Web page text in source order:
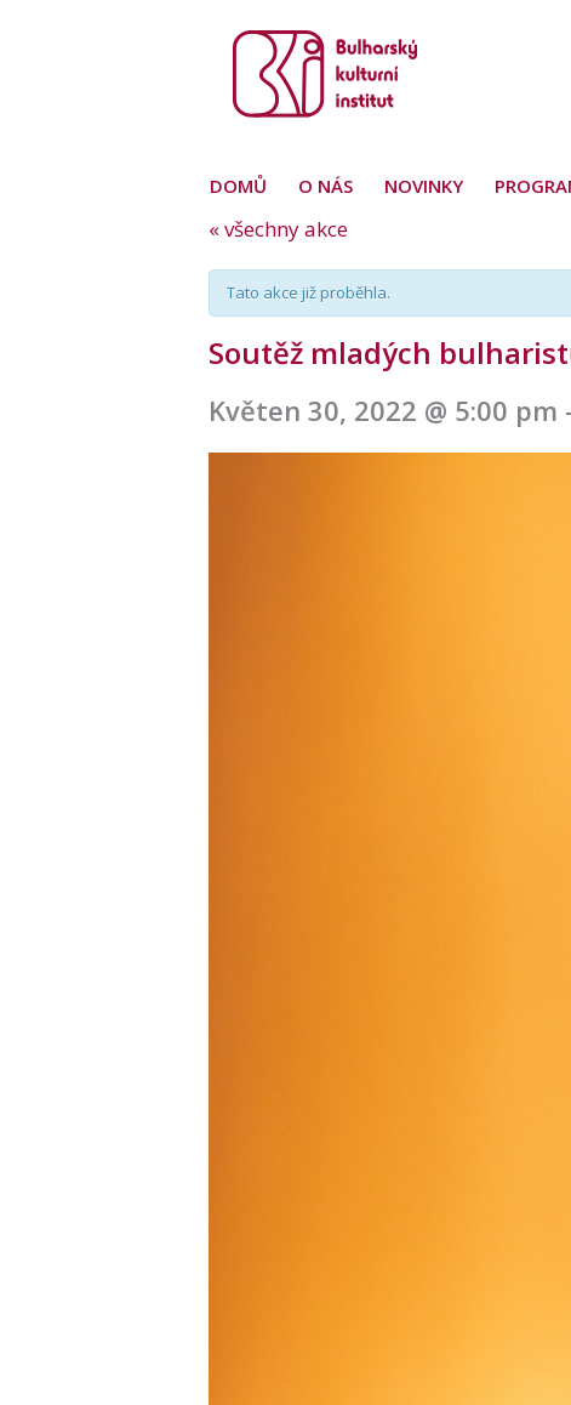
DOMŮ O NÁS NOVINKY
« všechny akce
Tato akce již proběhla.
Soutěž mladých
Květen 30, 2022 @ 5:00 pm
Navigace